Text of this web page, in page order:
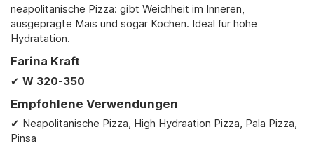
neapolitanische Pizza: gibt Weichheit im Inneren,
ausgeprägte Mais und sogar Kochen. Ideal für hohe
Hydratation.
Farina Kraft
✔ W 320-350
Empfohlene Verwendungen
✔ Neapolitanische Pizza, High Hydraation Pizza, Pala Pizza,
Pinsa